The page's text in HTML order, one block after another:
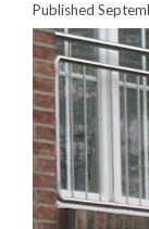
Das
Unsere
Hausmodelle
Kontakt
Published